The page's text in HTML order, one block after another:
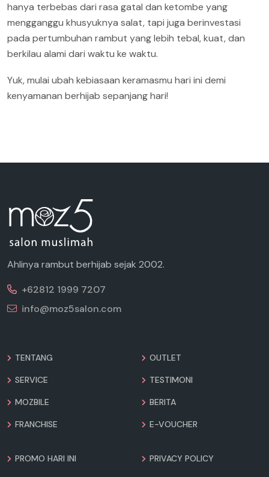
hanya terbebas dari rasa gatal dan ketombe yang
mengganggu khusyuknya salat, tapi juga berinvestasi
pada pertumbuhan rambut yang lebih tebal, kuat, dan
berkilau alami dari waktu ke waktu.
Yuk, mulai ubah kebiasaan keramasmu hari ini demi
kenyamanan berhijab sepanjang hari!
Ahlinya rambut berhijab sejak 2002.
+62812 1999 7207
info@moz5salon.com
TENTANG
SERVICE
MOZBILE
FRANCHISE
OUTLET
TESTIMONI
BERITA
E-VOUCHER
PROMO HARI INI PRIVACY POLICY